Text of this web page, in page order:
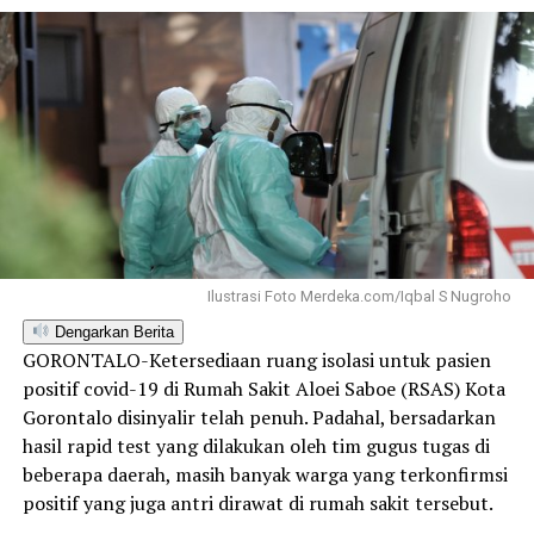
Ilustrasi Foto Merdeka.com/Iqbal S Nugroho
Dengarkan Berita
GORONTALO-Ketersediaan ruang isolasi untuk pasien
positif covid-19 di Rumah Sakit Aloei Saboe (RSAS) Kota
Gorontalo disinyalir telah penuh. Padahal, bersadarkan
hasil rapid test yang dilakukan oleh tim gugus tugas di
beberapa daerah, masih banyak warga yang terkonfirmsi
positif yang juga antri dirawat di rumah sakit tersebut.